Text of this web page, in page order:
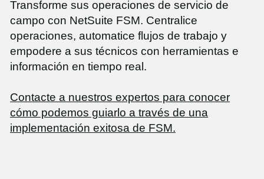
Transforme sus operaciones de servicio de
campo con NetSuite FSM. Centralice
operaciones, automatice flujos de trabajo y
empodere a sus técnicos con herramientas e
información en tiempo real.
Contacte a nuestros expertos para conocer
cómo podemos guiarlo a través de una
implementación exitosa de FSM.